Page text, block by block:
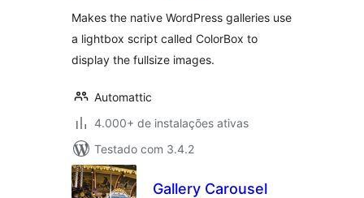
Makes the native WordPress galleries use
a lightbox script called ColorBox to
display the fullsize images.
Automattic
4.000+ de instalações ativas
Testado com 3.4.2
Gallery Carousel